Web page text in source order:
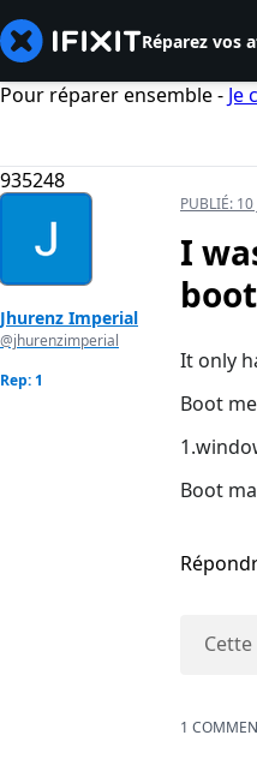
Réparez vos
Pour réparer ensemble - Je
935248
Jhurenz Imperial
@jhurenzimperial
Rep: 1
PUBLIÉ: 10
I
It only
Boot
Boot
1